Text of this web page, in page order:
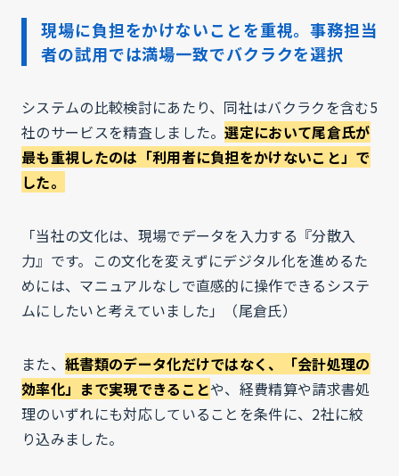
現場に負担をかけないことを重視。事務担当
者の試用では満場一致でバクラクを選択
システムの比較検討にあたり、同社はバクラクを含む5
社のサービスを精査しました。選定において尾倉氏が
最も重視したのは「利用者に負担をかけないこと」で
した。
「当社の文化は、現場でデータを入力する『分散入
力』です。この文化を変えずにデジタル化を進めるた
めには、マニュアルなしで直感的に操作できるシステ
ムにしたいと考えていました」（尾倉氏）
また、 紙書類のデータ化だけではなく、「会計処理の
効率化」まで実現できることや、経費精算や請求書処
理のいずれにも対応していることを条件に、2社に絞
り込みました。